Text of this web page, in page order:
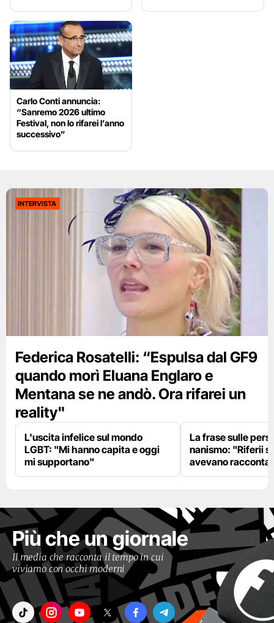
Carlo Conti annuncia:
“Sanremo 2026 ultimo
Festival, non lo rifarei l’anno
successivo”
INTERVISTA
Federica Rosatelli: “Espulsa dal GF9
quando morì Eluana Englaro e
Mentana se ne andò. Ora rifarei un
reality"
L'uscita infelice sul mondo
LGBT: "Mi hanno capita e oggi
mi supportano"
La frase sulle
nanismo: "Riferii
avevano
Più che un giornale
Il media che racconta il tempo in cui
viviamo con occhi moderni